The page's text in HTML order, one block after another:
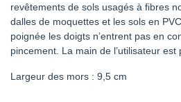
revêtements de sols usagés à fibres
dalles de moquettes et les sols en
poignée les doigts n’entrent pas en
pincement. La main de l’utilisateur est
Largeur des mors : 9,5 cm